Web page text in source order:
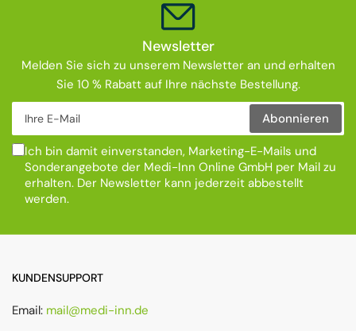
Newsletter
Melden Sie sich zu unserem Newsletter an und erhalten
Sie 10 % Rabatt auf Ihre nächste Bestellung.
Abonnieren
Ich bin damit einverstanden, Marketing-E-Mails und
Sonderangebote der Medi-Inn Online GmbH per Mail zu
erhalten. Der Newsletter kann jederzeit abbestellt
werden.
KUNDENSUPPORT
Email: mail@medi-inn.de